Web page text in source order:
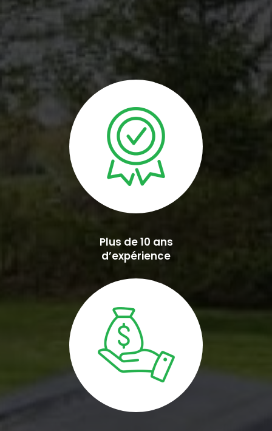
Plus de 10 ans
d’expérience